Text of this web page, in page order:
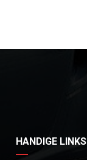
HANDIGE LINKS